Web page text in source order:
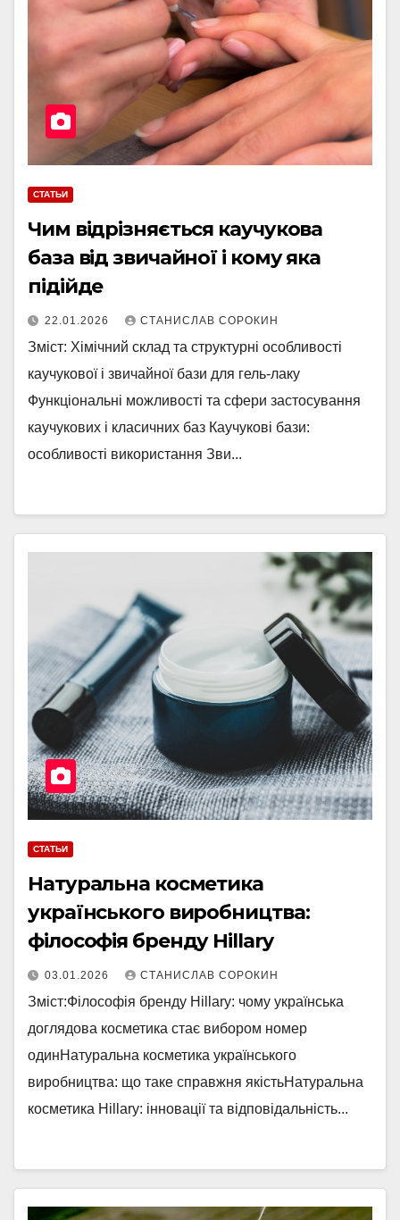
СТАТЬИ
Чим відрізняється каучукова
база від звичайної і кому яка
підійде
22.01.2026 СТАНИСЛАВ СОРОКИН
Зміст: Хімічний склад та структурні особливості
каучукової і звичайної бази для гель-лаку
Функціональні можливості та сфери застосування
каучукових і класичних баз Каучукові бази:
особливості використання Зви...
СТАТЬИ
Натуральна косметика
українського виробництва:
філософія бренду Hillary
03.01.2026 СТАНИСЛАВ СОРОКИН
Зміст:Філософія бренду Hillary: чому українська
доглядова косметика стає вибором номер
одинНатуральна косметика українського
виробництва: що таке справжня якістьНатуральна
косметика Hillary: інновації та відповідальність...